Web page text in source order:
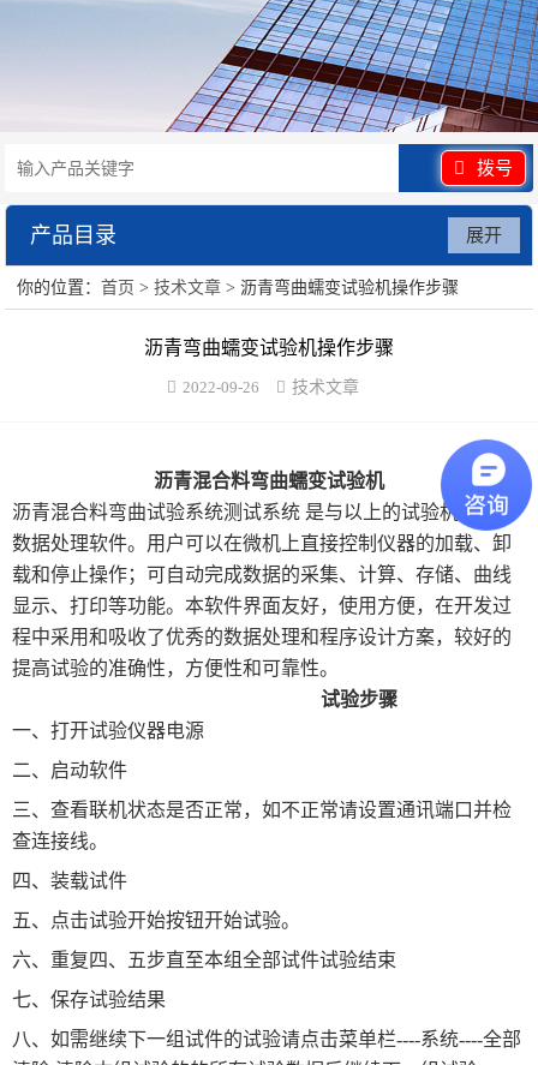
拨号
产品目录
水泥砂浆类试验仪器
混凝土类检测设备
防水卷材类试验仪器
陶瓷砖系列
土工类试验仪器
建筑节能类试验仪器
展开
你的位置：首页 >技术文章 > 沥青弯曲蠕变试验机操作步骤
沥青弯曲蠕变试验机操作步骤
2022-09-26 技术文章
沥青混合料弯曲蠕变试验机
沥青混合料弯曲试验系统测试系统 是与以上的试验机配套的
数据处理软件。用户可以在微机上直接控制仪器的加载、卸
载和停止操作；可自动完成数据的采集、计算、存储、曲线
显示、打印等功能。本软件界面友好，使用方便，在开发过
程中采用和吸收了优秀的数据处理和程序设计方案，较好的
提高试验的准确性，方便性和可靠性。
试验步骤
一、打开试验仪器电源
二、启动软件
三、查看联机状态是否正常，如不正常请设置通讯端口并检
查连接线。
四、装载试件
五、点击试验开始按钮开始试验。
六、重复四、五步直至本组全部试件试验结束
七、保存试验结果
八、如需继续下一组试件的试验请点击菜单栏----系统----全部